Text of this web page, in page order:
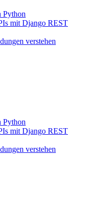
Python
mit Django REST
verstehen
Python
mit Django REST
verstehen